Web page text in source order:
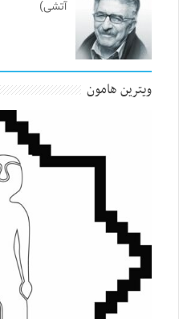
آتشی)
ویترین هامون